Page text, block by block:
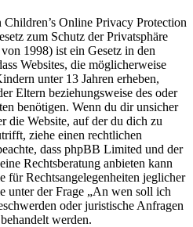
Children’s Online Privacy Protection
zum Schutz der Privatsphäre
1998) ist ein Gesetz in den
Websites, die möglicherweise
unter 13 Jahren erheben,
Eltern beziehungsweise des oder
benötigen. Wenn du dir unsicher
die Website, auf der du dich zu
ziehe einen rechtlichen
dass phpBB Limited und der
Rechtsberatung anbieten kann
für Rechtsangelegenheiten jeglicher
unter der Frage „An wen soll ich
oder juristische Anfragen
werden.